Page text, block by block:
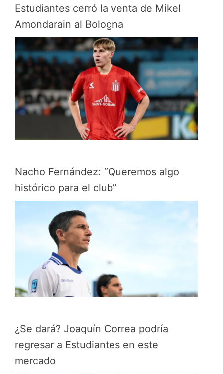
Estudiantes cerró la venta de Mikel
Amondarain al Bologna
Nacho Fernández: “Queremos algo
histórico para el club”
¿Se dará? Joaquín Correa podría
regresar a Estudiantes en este
mercado